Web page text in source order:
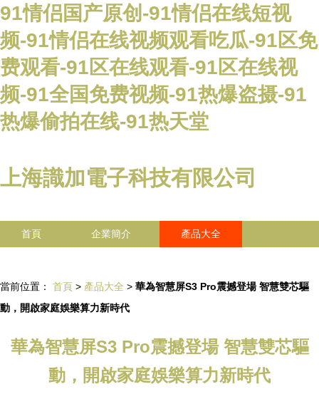
91情侣国产原创-91情侣在线短视
频-91情侣在线视频观看吃瓜-91区免
费观看-91区在线观看-91区在线视
频-91全国免费视频-91热爆盗摄-91
热爆偷拍在线-91热天堂
上海識加電子科技有限公司
首頁 企業簡介 產品大全
當前位置： 首頁 > 產品大全 > 華為智慧屏S3 Pro震撼登場 智慧雙芯驅
動，開啟家庭娛樂算力新時代
華為智慧屏S3 Pro震撼登場 智慧雙芯驅
動，開啟家庭娛樂算力新時代